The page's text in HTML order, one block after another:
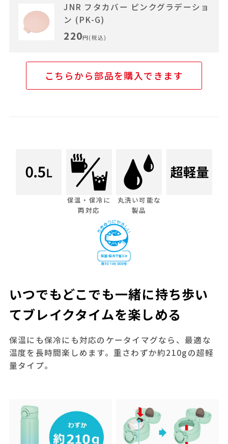
JNR フタカバー ピンクグラデーショ
ン (PK-G)
220円(税込)
こちらから部品を購入できます
保温・保冷に
両対応
丸洗い可能な
製品
いつでもどこでも一緒に持ち歩い
てブレイクタイムを楽しめる
保温にも保冷にも対応のケータイマグなら、最適な
温度を長時間楽しめます。重さわずか約210gの超軽
量タイプ。